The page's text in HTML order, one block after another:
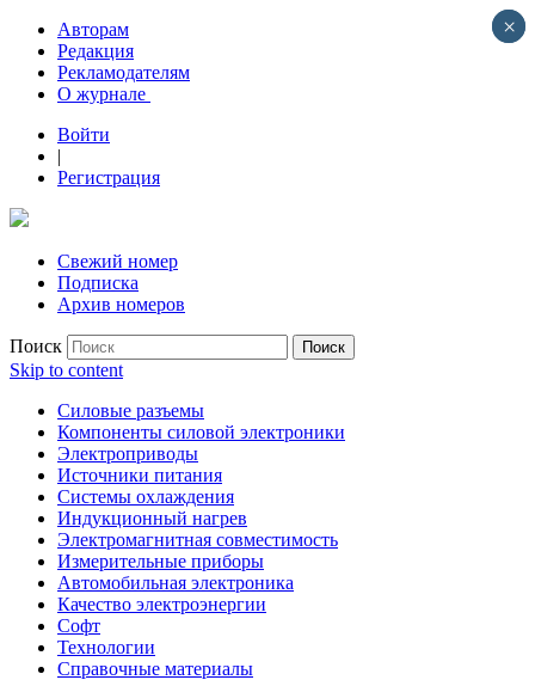
Авторам
Редакция
Рекламодателям
О журнале
Войти
|
Регистрация
Свежий номер
Подписка
Архив номеров
Поиск
Skip to content
Силовые разъемы
Компоненты силовой электроники
Электроприводы
Источники питания
Системы охлаждения
Индукционный нагрев
Электромагнитная совместимость
Измерительные приборы
Автомобильная электроника
Качество электроэнергии
Софт
Технологии
Справочные материалы
×
×